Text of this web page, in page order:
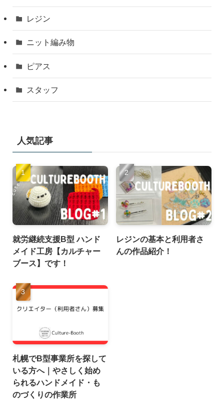
レジン
ニット編み物
ピアス
スタッフ
人気記事
就労継続支援B型 ハンド
メイド工房【カルチャー
ブース】です！
レジンの基本と利用者さ
んの作品紹介！
札幌でB型事業所を探して
いる方へ｜やさしく始め
られるハンドメイド・も
のづくりの作業所